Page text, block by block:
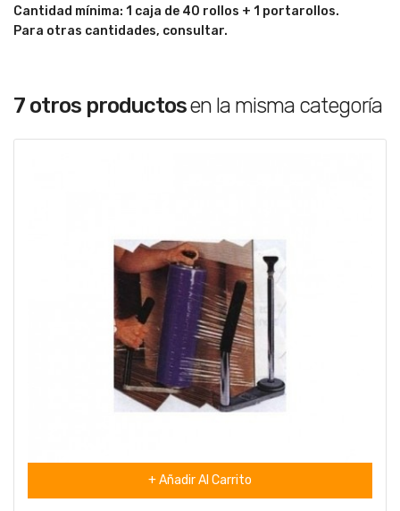
Cantidad mínima: 1 caja de 40 rollos + 1 portarollos.
Para otras cantidades, consultar.
7 otros productosen la misma categoría
+ Añadir Al Carrito